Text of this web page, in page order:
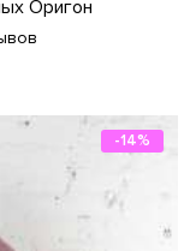
Оригон
-14%